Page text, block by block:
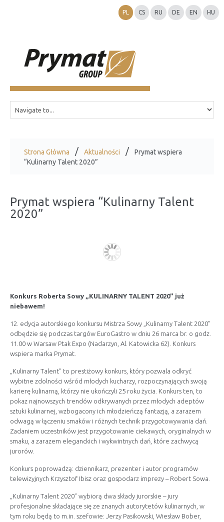
PL CS RU DE EN HU
Strona Główna Aktualności
Prymat wspiera
“Kulinarny Talent 2020”
Prymat wspiera “Kulinarny Talent
2020”
Konkurs Roberta Sowy „KULINARNY TALENT 2020” już
niebawem!
12. edycja autorskiego konkursu Mistrza Sowy „Kulinarny Talent 2020”
odbędzie się podczas targów EuroGastro w dniu 26 marca br. o godz.
11.00 w Warsaw Ptak Expo (Nadarzyn, Al. Katowicka 62). Konkurs
wspiera marka Prymat.
„Kulinarny Talent” to prestiżowy konkurs, który pozwala odkryć
wybitne zdolności wśród młodych kucharzy, rozpoczynających swoją
karierę kulinarną, którzy nie ukończyli 25 roku życia. Konkurs ten, to
pokaz najnowszych trendów odkrywanych przez młodych adeptów
sztuki kulinarnej, wzbogacony ich młodzieńczą fantazją, a zarazem
odwagą w łączeniu smaków i różnych technik przygotowywania dań.
Zadaniem uczestników jest przygotowanie ciekawych, oryginalnych w
smaku, a zarazem eleganckich i wykwintnych dań, które zachwycą
jurorów.
Konkurs poprowadzą: dziennikarz, prezenter i autor programów
telewizyjnych Krzysztof Ibisz oraz gospodarz imprezy – Robert Sowa.
„Kulinarny Talent 2020” wybiorą dwa składy jurorskie – jury
profesjonalne składające się ze znanych autorytetów kulinarnych, w
tym roku będą to m.in. szefowie: Jerzy Pasikowski, Wiesław Bober,